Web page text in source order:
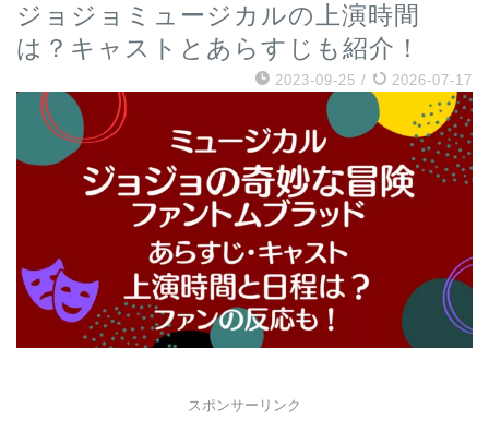
ジョジョミュージカルの上演時間
は？キャストとあらすじも紹介！
2023-09-25 / 2026-07-17
スポンサーリンク